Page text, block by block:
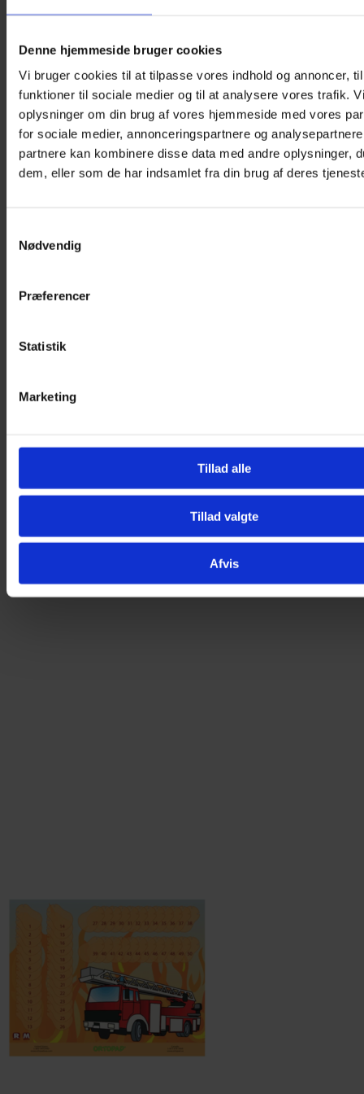
Denne hjemmeside bruger cookies
Vi bruger cookies til at tilpasse vores indhold og annoncer,
funktioner til sociale medier og til at analysere vores trafik.
oplysninger om din brug af vores hjemmeside med vores
for sociale medier, annonceringspartnere og
partnere kan kombinere disse data med andre oplysninger,
dem, eller som de har indsamlet fra din brug af deres
Nødvendig
Præferencer
Statistik
Marketing
Tillad alle
Tillad valgte
Afvis
25,00